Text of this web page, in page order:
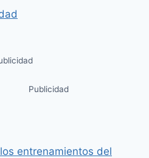
Publicidad
entrenamientos del